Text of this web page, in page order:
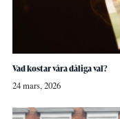
Vad kostar våra dåliga val?
24 mars, 2026